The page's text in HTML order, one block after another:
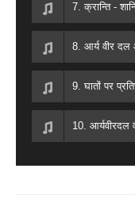
7. क्रान्ति -
8. आर्य वीर दल
9. घातों पर
10. आर्यवीरदल
11. अभागिनी